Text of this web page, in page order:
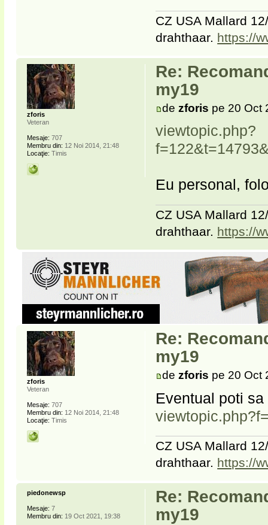
CZ USA Mallard
drahthaar. https://
Re:
my19
dezforis pe 20 Oct
viewtopic.php?
Eu personal,
CZ USA Mallard
drahthaar. https://
zforis
Veteran
Mesaje: 707
Membru din: 12 Noi 2014, 21:48
Locaţie: Timis
Re:
my19
dezforis pe 20 Oct
Eventual poti
CZ USA Mallard
drahthaar. https://
zforis
Veteran
Mesaje: 707
Membru din: 12 Noi 2014, 21:48
Locaţie: Timis
Re:
my19
piedonewsp
Mesaje: 7
Membru din: 19 Oct 2021, 19:38